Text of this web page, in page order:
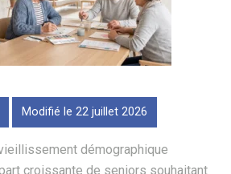
Modifié le 22 juillet 2026
démographique
croissante de seniors souhaitant